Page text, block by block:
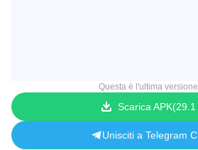
Questa è l'ultima
Scarica APK 29.1
Unisciti a Telegram